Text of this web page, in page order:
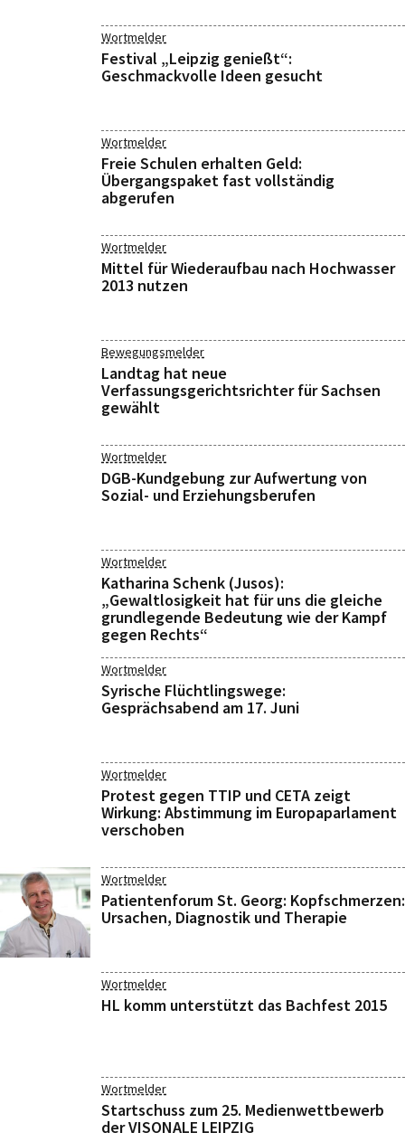
Wortmelder
Festival „Leipzig genießt“:
Geschmackvolle Ideen gesucht
Wortmelder
Freie Schulen erhalten Geld:
Übergangspaket fast vollständig
abgerufen
Wortmelder
Mittel für Wiederaufbau nach Hochwasser
2013 nutzen
Bewegungsmelder
Landtag hat neue
Verfassungsgerichtsrichter für Sachsen
gewählt
Wortmelder
DGB-Kundgebung zur Aufwertung von
Sozial- und Erziehungsberufen
Wortmelder
Katharina Schenk (Jusos):
„Gewaltlosigkeit hat für uns die gleiche
grundlegende Bedeutung wie der Kampf
gegen Rechts“
Wortmelder
Syrische Flüchtlingswege:
Gesprächsabend am 17. Juni
Wortmelder
Protest gegen TTIP und CETA zeigt
Wirkung: Abstimmung im Europaparlament
verschoben
Wortmelder
Patientenforum St. Georg: Kopfschmerzen:
Ursachen, Diagnostik und Therapie
Wortmelder
HL komm unterstützt das Bachfest 2015
Wortmelder
Startschuss zum 25. Medienwettbewerb
der VISONALE LEIPZIG